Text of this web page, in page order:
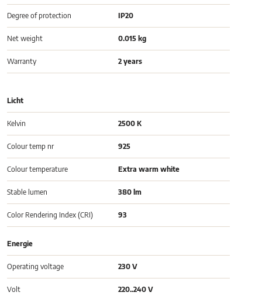
Degree of protection IP20
Net weight 0.015 kg
Warranty 2 years
Licht
Kelvin 2500 K
Colour temp nr 925
Colour temperature Extra warm white
Stable lumen 380 lm
Color Rendering Index (CRI) 93
Energie
Operating voltage 230 V
Volt 220..240 V